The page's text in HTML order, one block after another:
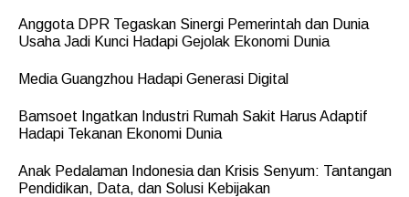
Anggota DPR Tegaskan Sinergi Pemerintah dan Dunia
Usaha Jadi Kunci Hadapi Gejolak Ekonomi Dunia
Media Guangzhou Hadapi Generasi Digital
Bamsoet Ingatkan Industri Rumah Sakit Harus Adaptif
Hadapi Tekanan Ekonomi Dunia
Anak Pedalaman Indonesia dan Krisis Senyum: Tantangan
Pendidikan, Data, dan Solusi Kebijakan